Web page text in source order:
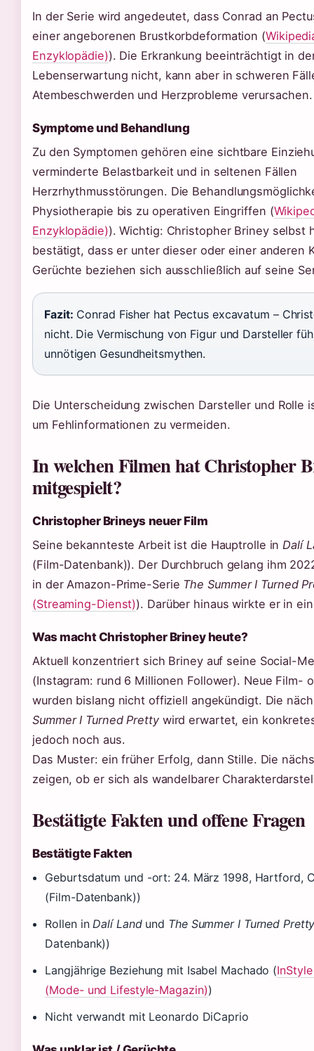
In der Serie wird angedeutet, dass Conrad an
einer angeborenen Brustkorbdeformation (
Enzyklopädie)). Die Erkrankung beeinträchtigt in
Lebenserwartung nicht, kann aber in schweren
Atembeschwerden und Herzprobleme verursachen.
Symptome und Behandlung
Zu den Symptomen gehören eine sichtbare
verminderte Belastbarkeit und in seltenen Fällen
Herzrhythmusstörungen. Die
Physiotherapie bis zu operativen Eingriffen (
Enzyklopädie)). Wichtig: Christopher Briney selbst
bestätigt, dass er unter dieser oder einer anderen
Gerüchte beziehen sich ausschließlich auf seine
Fazit: Conrad Fisher hat Pectus excavatum –
nicht. Die Vermischung von Figur und Darsteller
unnötigen Gesundheitsmythen.
Die Unterscheidung zwischen Darsteller und Rolle
um Fehlinformationen zu vermeiden.
In welchen Filmen hat Christopher
mitgespielt?
Christopher Brineys neuer Film
Seine bekannteste Arbeit ist die Hauptrolle inDalí
(Film-Datenbank)). Der Durchbruch gelang ihm
in der Amazon-Prime-Serie The Summer I Turned
(Streaming-Dienst)). Darüber hinaus wirkte er in
Was macht Christopher Briney heute?
Aktuell konzentriert sich Briney auf seine Social-
(Instagram: rund 6 Millionen Follower). Neue Film-
wurden bislang nicht offiziell angekündigt. Die
Summer I Turned Prettywird erwartet, ein
jedoch noch aus.
Das Muster: ein früher Erfolg, dann Stille. Die
zeigen, ob er sich als wandelbarer
Bestätigte Fakten und offene Fragen
Bestätigte Fakten
Geburtsdatum und -ort: 24. März 1998, Hartford,
(Film-Datenbank))
Rollen inDalí Landund The Summer I Turned
Datenbank))
Langjährige Beziehung mit Isabel Machado (
(Mode- und Lifestyle-Magazin))
Nicht verwandt mit Leonardo DiCaprio